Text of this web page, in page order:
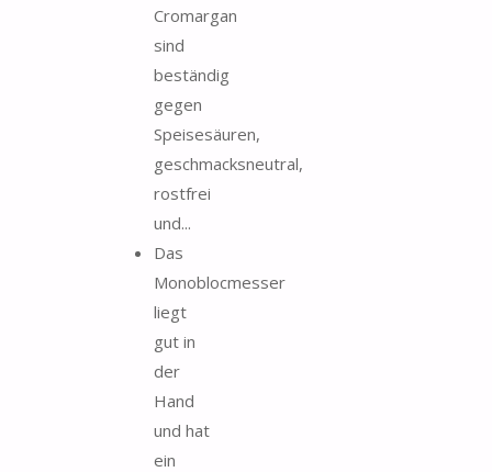
Cromargan
sind
beständig
gegen
Speisesäuren,
geschmacksneutral,
rostfrei
und...
Das
Monoblocmesser
liegt
gut in
der
Hand
und hat
ein